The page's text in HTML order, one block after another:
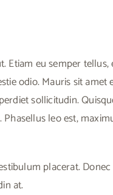
eu semper
odio. Mauris sit
sollicitudin.
leo est,
placerat.
at.